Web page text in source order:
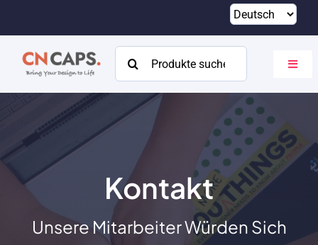
springen
Suchen
nach:
Brauch
Katalog Kontakt
Unsere Mitarbeiter Würden Sich